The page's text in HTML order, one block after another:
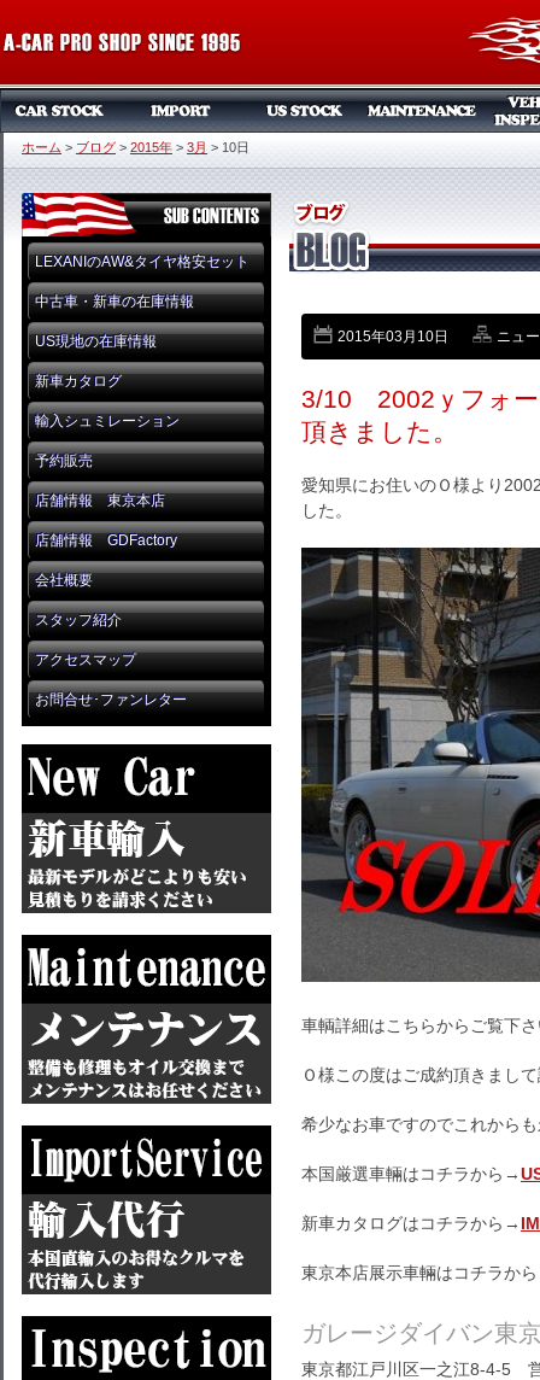
ホーム > ブログ > 2015年 > 3月 > 10日
LEXANIのAW&タイヤ格安セット
中古車・新車の在庫情報
US現地の在庫情報
新車カタログ
輸入シュミレーション
予約販売
店舗情報 東京本店
店舗情報 GDFactory
会社概要
スタッフ紹介
アクセスマップ
お問合せ･ファンレター
2015年03月10日 ニュ
3/10 2002ｙフォー
頂きました。
愛知県にお住いのＯ様より
した。
車輌詳細はこちらからご覧下
Ｏ様この度はご成約頂きまし
希少なお車ですのでこれから
本国厳選車輛はコチラから→
新車カタログはコチラから→
東京本店展示車輛はコチラか
ガレージダイバン東
東京都江戸川区一之江8-4-5